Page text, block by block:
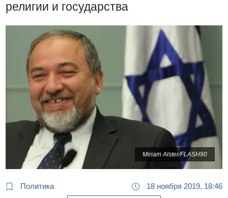
религии и государства
Miriam Alster/FLASH90
Политика 18 ноября 2019, 18:46